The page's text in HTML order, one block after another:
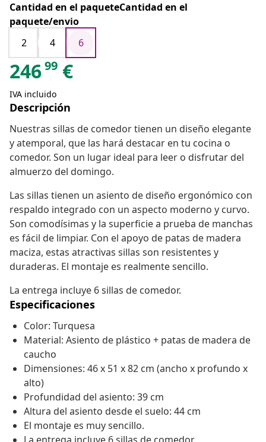
Cantidad en el paqueteCantidad en el
paquete/envio
2
4 6
24699 €
IVA incluido
Descripción
Nuestras sillas de comedor tienen un diseño elegante
y atemporal, que las hará destacar en tu cocina o
comedor. Son un lugar ideal para leer o disfrutar del
almuerzo del domingo.
Las sillas tienen un asiento de diseño ergonómico con
respaldo integrado con un aspecto moderno y curvo.
Son comodísimas y la superficie a prueba de manchas
es fácil de limpiar. Con el apoyo de patas de madera
maciza, estas atractivas sillas son resistentes y
duraderas. El montaje es realmente sencillo.
La entrega incluye 6 sillas de comedor.
Especificaciones
Color: Turquesa
Material: Asiento de plástico + patas de madera de
caucho
Dimensiones: 46 x 51 x 82 cm (ancho x profundo x
alto)
Profundidad del asiento: 39 cm
Altura del asiento desde el suelo: 44 cm
El montaje es muy sencillo.